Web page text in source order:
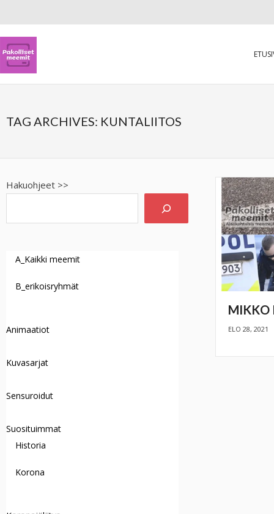
TAG ARCHIVES: KUNTALIITOS
MIKKO
ELO 28, 2021
Hakuohjeet >>
A_Kaikki meemit
B_erikoisryhmät
Animaatiot
Kuvasarjat
Sensuroidut
Suosituimmat
Historia
Korona